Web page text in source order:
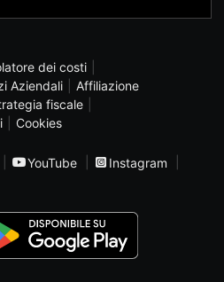
dei costi
Aziendali
Affiliazione
fiscale
Cookies
YouTube
Instagram